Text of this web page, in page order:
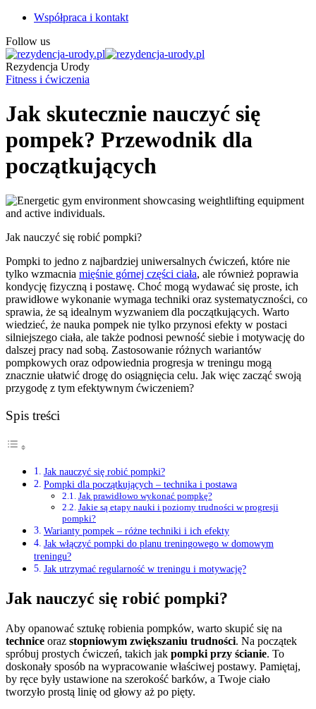
Współpraca i kontakt
Follow us
Rezydencja Urody
Fitness i ćwiczenia
Jak skutecznie nauczyć się
pompek? Przewodnik dla
początkujących
Jak nauczyć się robić pompki?
Pompki to jedno z najbardziej uniwersalnych ćwiczeń, które nie
tylko wzmacnia mięśnie górnej części ciała, ale również poprawia
kondycję fizyczną i postawę. Choć mogą wydawać się proste, ich
prawidłowe wykonanie wymaga techniki oraz systematyczności, co
sprawia, że są idealnym wyzwaniem dla początkujących. Warto
wiedzieć, że nauka pompek nie tylko przynosi efekty w postaci
silniejszego ciała, ale także podnosi pewność siebie i motywację do
dalszej pracy nad sobą. Zastosowanie różnych wariantów
pompkowych oraz odpowiednia progresja w treningu mogą
znacznie ułatwić drogę do osiągnięcia celu. Jak więc zacząć swoją
przygodę z tym efektywnym ćwiczeniem?
Spis treści
Jak nauczyć się robić pompki?
Pompki dla początkujących – technika i postawa
Jak prawidłowo wykonać pompkę?
Jakie są etapy nauki i poziomy trudności w progresji
pompki?
Warianty pompek – różne techniki i ich efekty
Jak włączyć pompki do planu treningowego w domowym
treningu?
Jak utrzymać regularność w treningu i motywację?
Jak nauczyć się robić pompki?
Aby opanować sztukę robienia pompków, warto skupić się na
technice oraz stopniowym zwiększaniu trudności. Na początek
spróbuj prostych ćwiczeń, takich jak pompki przy ścianie. To
doskonały sposób na wypracowanie właściwej postawy. Pamiętaj,
by ręce były ustawione na szerokość barków, a Twoje ciało
tworzyło prostą linię od głowy aż po pięty.